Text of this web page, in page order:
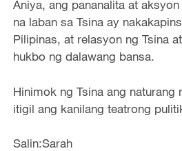
Aniya, ang pananalita at
na laban sa Tsina ay
Pilipinas, at relasyon ng Tsina
hukbo ng dalawang bansa.
Hinimok ng Tsina ang naturang
itigil ang kanilang teatrong
Salin:Sarah